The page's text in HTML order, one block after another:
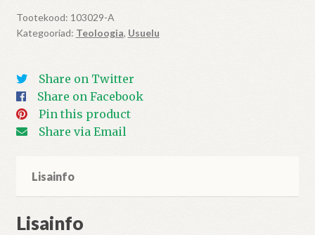
Tootekood: 103029-A
Kategooriad: Teoloogia, Usuelu
Share on Twitter
Share on Facebook
Pin this product
Share via Email
Lisainfo
Lisainfo